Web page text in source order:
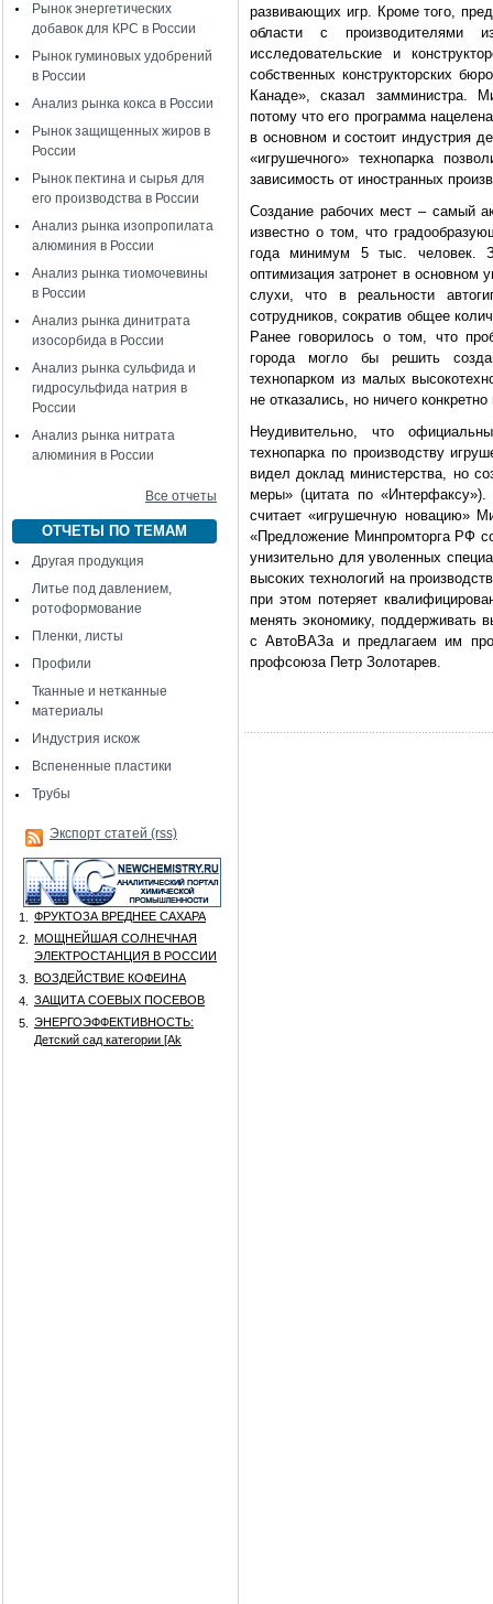
Рынок энергетических
добавок для КРС в России
Рынок гуминовых удобрений
в России
Анализ рынка кокса в России
Рынок защищенных жиров в
России
Рынок пектина и сырья для
его производства в России
Анализ рынка изопропилата
алюминия в России
Анализ рынка тиомочевины
в России
Анализ рынка динитрата
изосорбида в России
Анализ рынка сульфида и
гидросульфида натрия в
России
Анализ рынка нитрата
алюминия в России
Все отчеты
ОТЧЕТЫ ПО ТЕМАМ
Другая продукция
Литье под давлением,
ротоформование
Пленки, листы
Профили
Тканные и нетканные
материалы
Индустрия искож
Вспененные пластики
Трубы
Экспорт статей (rss)
1.
ФРУКТОЗА ВРЕДНЕЕ САХАРА
2.
МОЩНЕЙШАЯ СОЛНЕЧНАЯ
ЭЛЕКТРОСТАНЦИЯ В РОССИИ
3.
ВОЗДЕЙСТВИЕ КОФЕИНА
4.
ЗАЩИТА СОЕВЫХ ПОСЕВОВ
5.
ЭНЕРГОЭФФЕКТИВНОСТЬ:
Детский сад категории [Аk
развивающих игр. Кроме того,
области с производителями
исследовательские и
собственных конструкторских
Канаде», сказал замминистра.
потому что его программа
в основном и состоит индустрия
«игрушечного» технопарка
зависимость от иностранных
Создание рабочих мест – самый
известно о том, что
года минимум 5 тыс. человек.
оптимизация затронет в основном
слухи, что в реальности
сотрудников, сократив общее
Ранее говорилось о том, что
города могло бы решить
технопарком из малых
не отказались, но ничего
Неудивительно, что
технопарка по производству
видел доклад министерства, но
меры» (цитата по
считает «игрушечную новацию»
«Предложение Минпромторга РФ
унизительно для уволенных
высоких технологий на
при этом потеряет
менять экономику, поддерживать
с АвтоВАЗа и предлагаем им
профсоюза Петр Золотарев.